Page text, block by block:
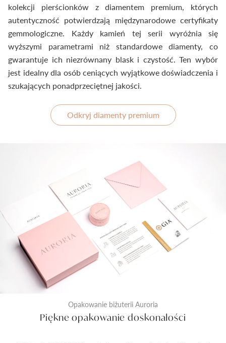
kolekcji pierścionków z diamentem premium, których
autentyczność potwierdzają międzynarodowe certyfikaty
gemmologiczne. Każdy kamień tej serii wyróżnia się
wyższymi parametrami niż standardowe diamenty, co
gwarantuje ich niezrównany blask i czystość. Ten wybór
jest idealny dla osób ceniących wyjątkowe doświadczenia i
szukających ponadprzeciętnej jakości.
Odkryj diamenty premium
Opakowanie biżuterii Auroria
Piękne opakowanie doskonałości